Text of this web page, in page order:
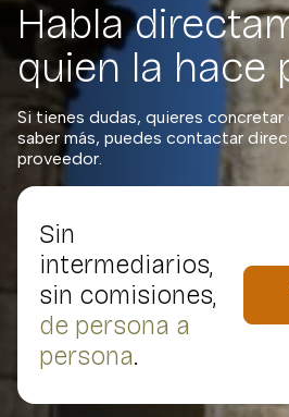
Habla
quien la hace
Si tienes dudas, quieres
saber más, puedes contactar
proveedor.
Sin
intermediarios,
sin comisiones,
de persona a
persona.